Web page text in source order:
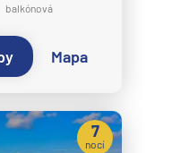
balkónová
Mapa
7
nocí